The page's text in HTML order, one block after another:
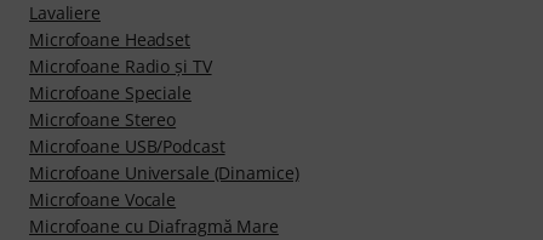
Lavaliere
Microfoane Headset
Microfoane Radio şi TV
Microfoane Speciale
Microfoane Stereo
Microfoane USB/Podcast
Microfoane Universale (Dinamice)
Microfoane Vocale
Microfoane cu Diafragmă Mare